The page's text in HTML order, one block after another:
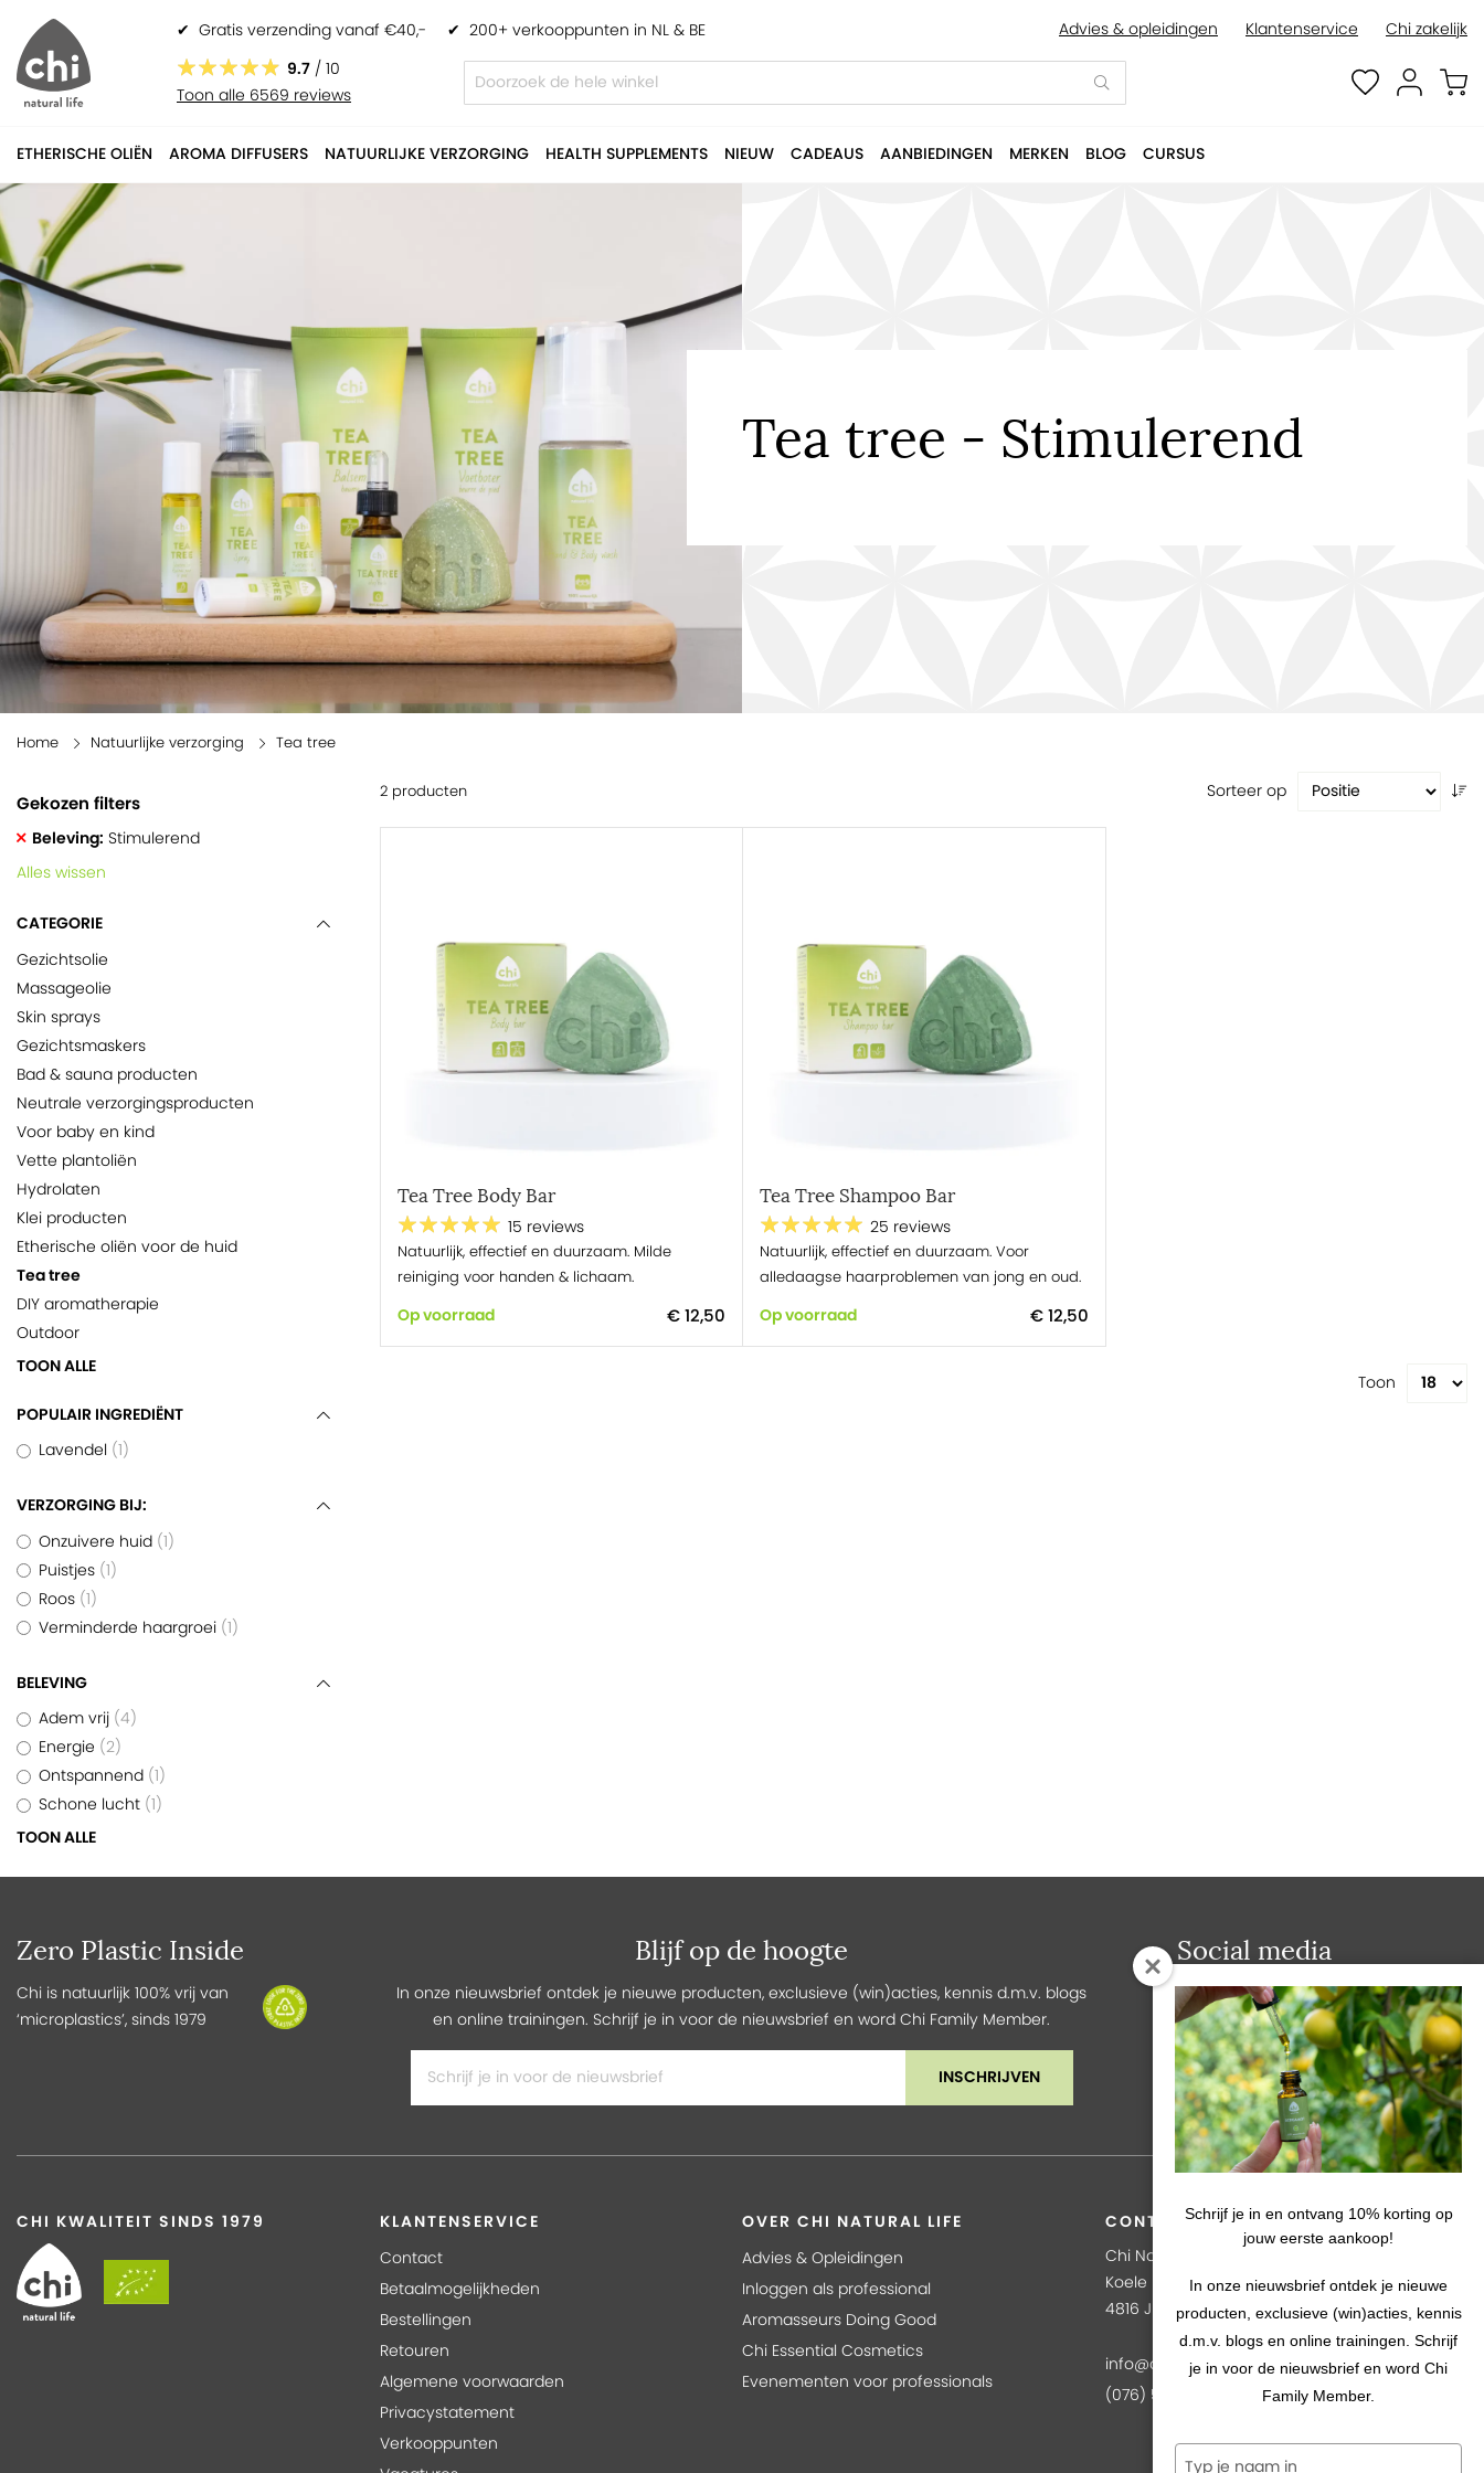
✔ Gratis verzending vanaf €40,- ✔ 200+ verkooppunten in NL & BE Advies & opleidingen Klantenservice
Chi zakelijk
9.7 / 10
Toon alle 6569 reviews
ETHERISCHE OLIËN AROMA DIFFUSERS NATUURLIJKE VERZORGING HEALTH SUPPLEMENTS NIEUW CADEAUS AANBIEDINGEN MERKEN BLOG CURSUS
Tea tree - Stimulerend
Home Natuurlijke verzorging Tea tree
Sorteer op
2 producten
Tea Tree Body Bar
15 reviews
Natuurlijk, effectief en duurzaam. Milde
reiniging voor handen & lichaam.
€ 12,50
Op voorraad
Tea Tree Shampoo Bar
25 reviews
Natuurlijk, effectief en duurzaam. Voor
alledaagse haarproblemen van jong en oud.
€ 12,50
Op voorraad
Toon
Gekozen filters
Beleving Stimulerend
Alles wissen
CATEGORIE
Gezichtsolie
Massageolie
Skin sprays
Gezichtsmaskers
Bad & sauna producten
Neutrale verzorgingsproducten
Voor baby en kind
Vette plantoliën
Hydrolaten
Klei producten
Etherische oliën voor de huid
Tea tree
DIY aromatherapie
Outdoor
TOON ALLE
POPULAIR INGREDIËNT
Lavendel 1
VERZORGING BIJ:
Onzuivere huid 1
Puistjes 1
Roos 1
Verminderde haargroei 1
BELEVING
Adem vrij 4
Energie
2
Ontspannend 1
Schone lucht 1
TOON ALLE
Zero Plastic Inside
Chi is natuurlijk 100% vrij van
‘microplastics’, sinds 1979
Blijf op de hoogte
In onze nieuwsbrief ontdek je nieuwe producten, exclusieve (win)acties, kennis d.m.v. blogs
en online trainingen. Schrijf je in voor de nieuwsbrief en word Chi Family Member.
INSCHRIJVEN
Social media
CHI KWALITEIT SINDS 1979
KLANTENSERVICE
Contact
Betaalmogelijkheden
Bestellingen
Retouren
Algemene voorwaarden
Privacystatement
Verkooppunten
OVER CHI NATURAL LIFE
Advies & Opleidingen
Inloggen als professional
Aromasseurs Doing Good
Chi Essential Cosmetics
Evenementen voor professionals
CONTACT
Chi Natural LIfe
Koele Mei 42
4816 JD Breda
info@chi.nl
(076) 571 91 99
Schrijf je in en ontvang 10% korting op
jouw eerste aankoop!
In onze nieuwsbrief ontdek je nieuwe
producten, exclusieve (win)acties, kennis
d.m.v. blogs en online trainingen. Schrijf
je in voor de nieuwsbrief en word Chi
Family Member.